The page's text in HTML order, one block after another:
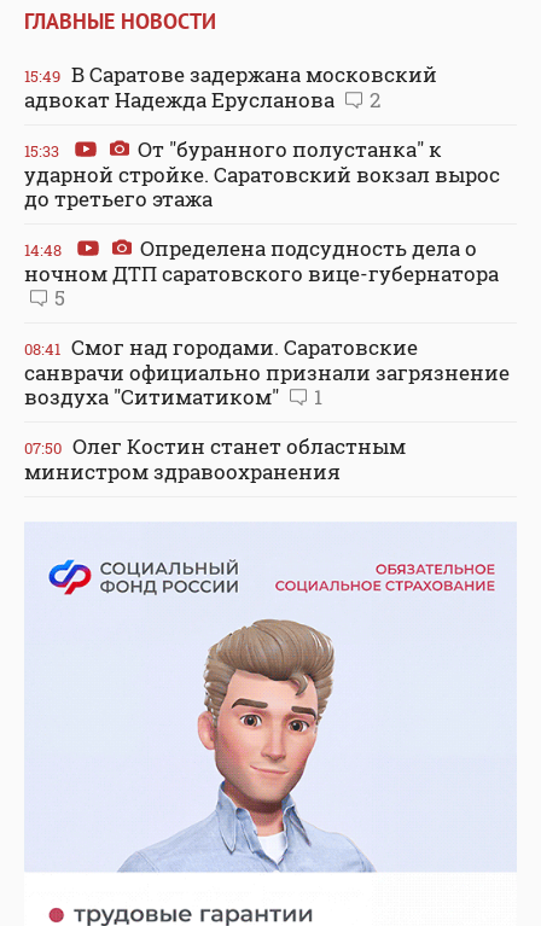
ГЛАВНЫЕ НОВОСТИ
15:49 В Саратове задержана московский
адвокат Надежда Ерусланова
2
15:33
От "буранного полустанка" к
ударной стройке. Саратовский вокзал вырос
до третьего этажа
14:48
Определена подсудность дела о
ночном ДТП саратовского вице-губернатора
5
08:41 Смог над городами. Саратовские
санврачи официально признали загрязнение
воздуха "Ситиматиком"
1
07:50 Олег Костин станет областным
министром здравоохранения